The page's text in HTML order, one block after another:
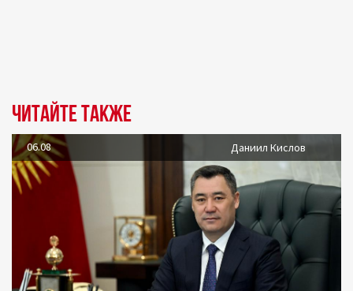
Читайте также
06.08 Даниил Кислов